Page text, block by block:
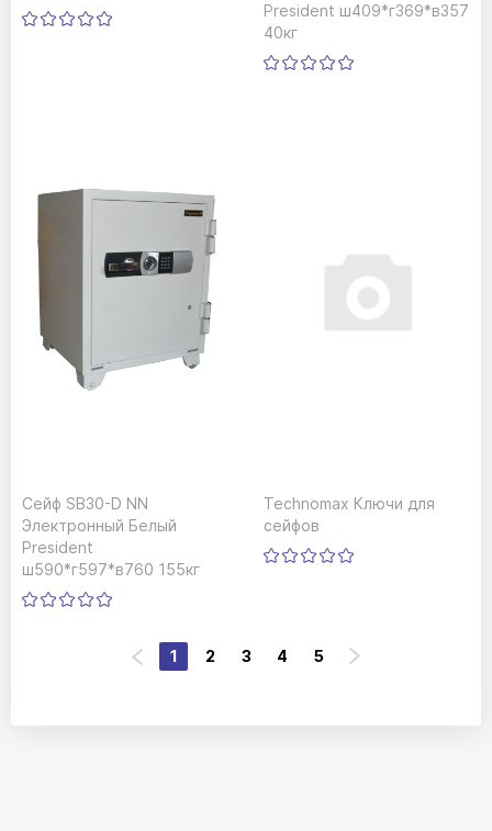
President ш409*г369*в357
40кг
Сейф SB30-D NN
Электронный Белый
President
ш590*г597*в760 155кг
Technomax Ключи для
сейфов
1 2 3 4 5